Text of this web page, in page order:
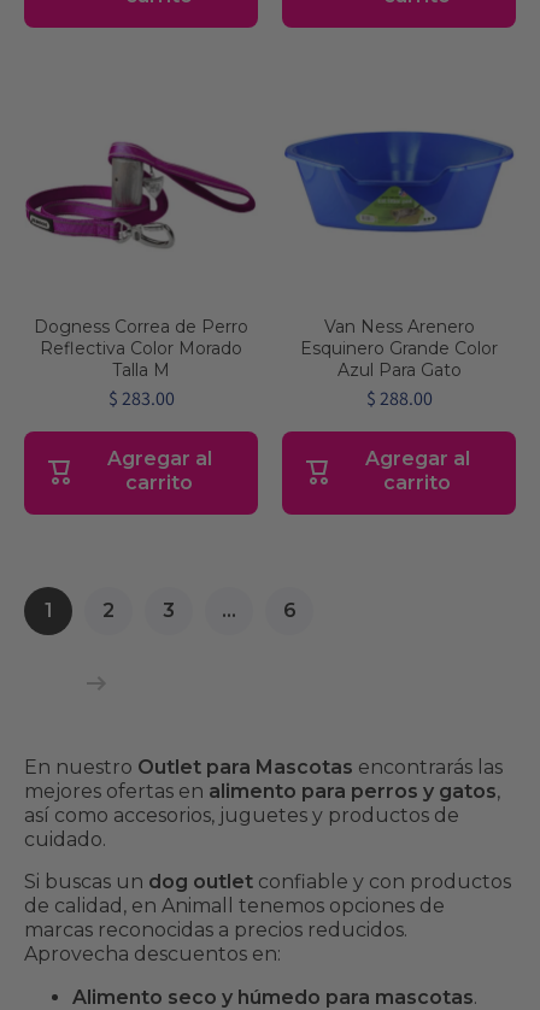
Dogness Correa de Perro
Reflectiva Color Morado
Talla M
$ 283.00
Agregar al
carrito
Van Ness Arenero
Esquinero Grande Color
Azul Para Gato
$ 288.00
Agregar al
carrito
1 2 3 … 6
En nuestro Outlet para Mascotas encontrarás las
mejores ofertas en alimento para perros y gatos,
así como accesorios, juguetes y productos de
cuidado.
Si buscas un dog outlet confiable y con productos
de calidad, en Animall tenemos opciones de
marcas reconocidas a precios reducidos.
Aprovecha descuentos en:
Alimento seco y húmedo para mascotas.